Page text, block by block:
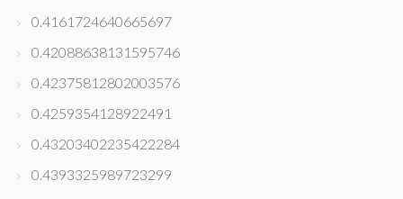
0.4161724640665697
0.42088638131595746
0.42375812802003576
0.4259354128922491
0.43203402235422284
0.4393325989723299